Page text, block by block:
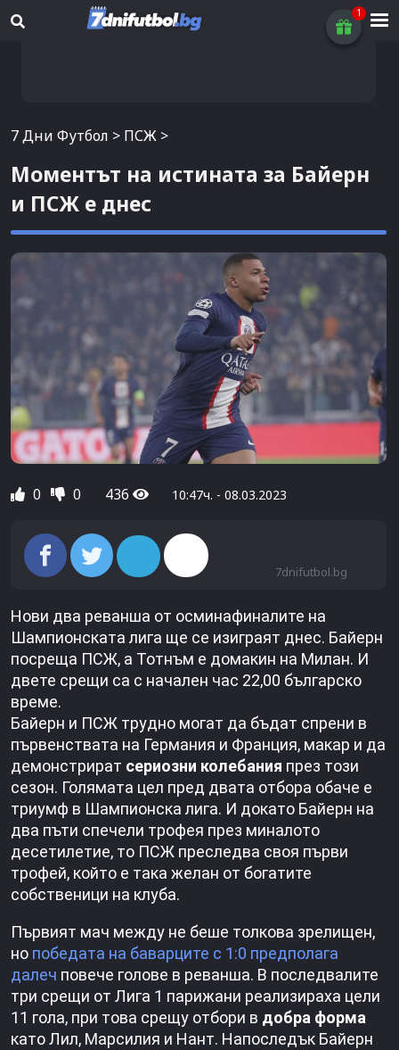
7 Дни Футбол > ПСЖ >
Mоментът на истината за Байерн
и ПСЖ е днес
0 0 436 10:47ч. - 08.03.2023
7dnifutbol.bg
Нови два реванша от осминафиналите на
Шампионската лига ще се изиграят днес. Байерн
посреща ПСЖ, а Тотнъм е домакин на Милан. И
двете срещи са с начален час 22,00 българско
време.
Байерн и ПСЖ трудно могат да бъдат спрени в
първенствата на Германия и Франция, макар и да
демонстрират сериозни колебания през този
сезон. Голямата цел пред двата отбора обаче е
триумф в Шампионска лига. И докато Байерн на
два пъти спечели трофея през миналото
десетилетие, то ПСЖ преследва своя първи
трофей, който е така желан от богатите
собственици на клуба.
Първият мач между не беше толкова зрелищен,
но победата на баварците с 1:0 предполага
далеч повече голове в реванша. В последвалите
три срещи от Лига 1 парижани реализираха цели
11 гола, при това срещу отбори в добра форма
като Лил, Марсилия и Нант. Напоследък Байерн